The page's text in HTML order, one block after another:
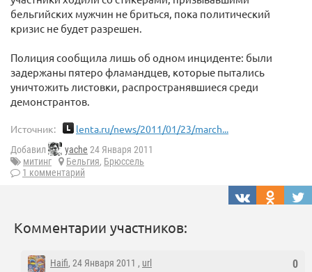
бельгийских мужчин не бриться, пока политический
кризис не будет разрешен.
Полиция сообщила лишь об одном инциденте: были
задержаны пятеро фламандцев, которые пытались
уничтожить листовки, распространявшиеся среди
демонстрантов.
Источник: lenta.ru/news/2011/01/23/march...
Добавил yache 24 Января 2011
митинг
Бельгия, Брюссель
1 комментарий
Комментарии участников:
0
Haifi, 24 Января 2011 , url